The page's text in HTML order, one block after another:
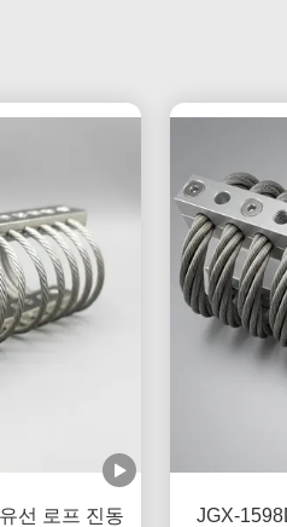
선 로프 진동
JGX-